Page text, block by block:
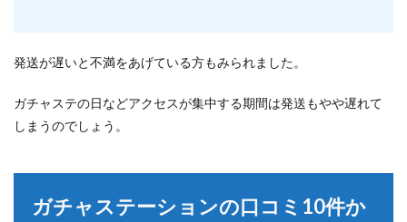
発送が遅いと不満をあげている方もみられました。
ガチャステの日などアクセスが集中する期間は発送もやや遅れて
しまうのでしょう。
ガチャステーションの口コミ10件か